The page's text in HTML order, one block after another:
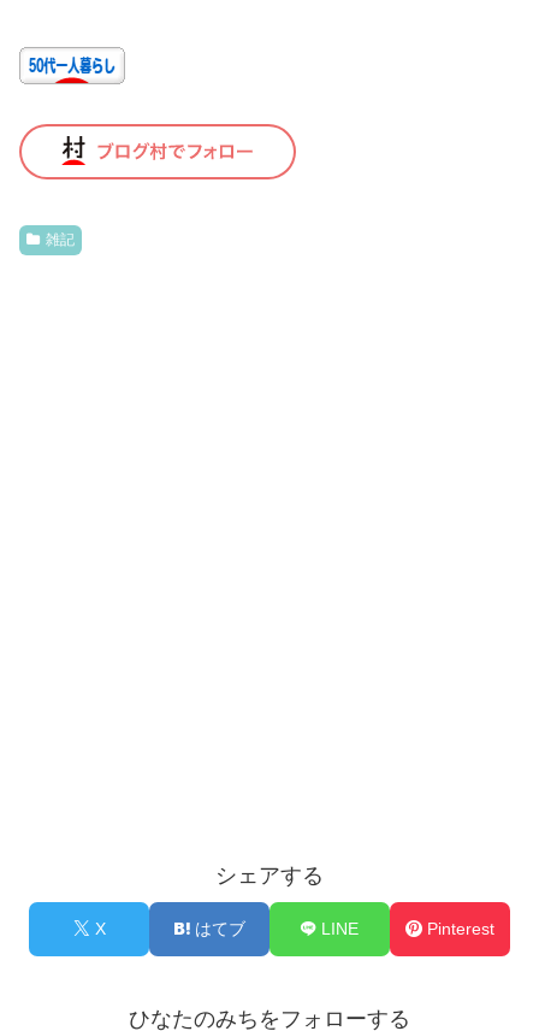
雑記
シェアする
X はてブ LINE Pinterest
ひなたのみちをフォローする